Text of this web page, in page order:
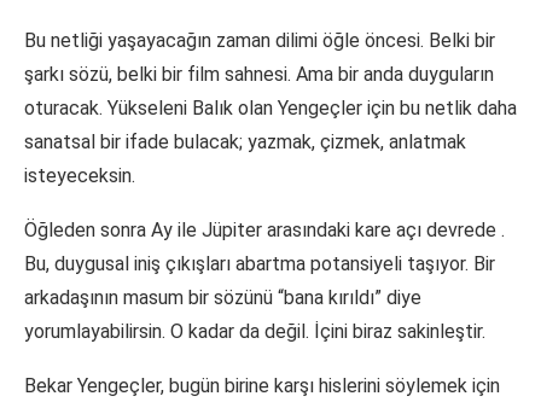
Bu netliği yaşayacağın zaman dilimi öğle öncesi. Belki bir
şarkı sözü, belki bir film sahnesi. Ama bir anda duyguların
oturacak. Yükseleni Balık olan Yengeçler için bu netlik daha
sanatsal bir ifade bulacak; yazmak, çizmek, anlatmak
isteyeceksin.
Öğleden sonra Ay ile Jüpiter arasındaki kare açı devrede .
Bu, duygusal iniş çıkışları abartma potansiyeli taşıyor. Bir
arkadaşının masum bir sözünü “bana kırıldı” diye
yorumlayabilirsin. O kadar da değil. İçini biraz sakinleştir.
Bekar Yengeçler, bugün birine karşı hislerini söylemek için